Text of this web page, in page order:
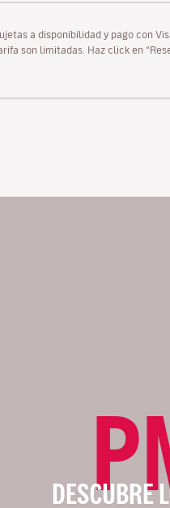
a disponibilidad y pago con
son limitadas. Haz click en
DESCUBRE